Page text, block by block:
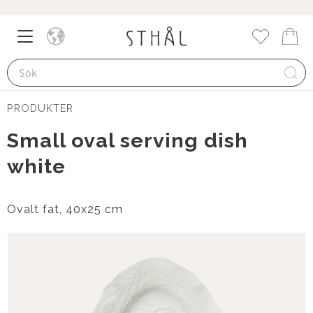
Meny
PRODUKTER
Small oval serving dish
white
Ovalt fat, 40x25 cm